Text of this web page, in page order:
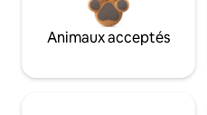
Animaux acceptés